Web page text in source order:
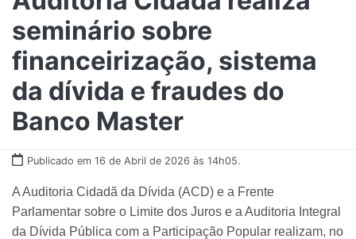
seminário sobre
financeirização, sistema
da dívida e fraudes do
Banco Master
Publicado em 16 de Abril de 2026 às 14h05.
A Auditoria Cidadã da Dívida (ACD) e a Frente
Parlamentar sobre o Limite dos Juros e a Auditoria Integral
da Dívida Pública com a Participação Popular realizam, no